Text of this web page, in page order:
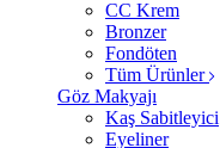
CC Krem
Bronzer
Fondöten
Tüm Ürünler
Göz Makyajı
Kaş Sabitleyici
Eyeliner